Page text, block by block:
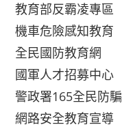
教育部反霸凌專區
機車危險感知教育
全民國防教育網
國軍人才招募中心
警政署165全民防騙
網路安全教育宣導